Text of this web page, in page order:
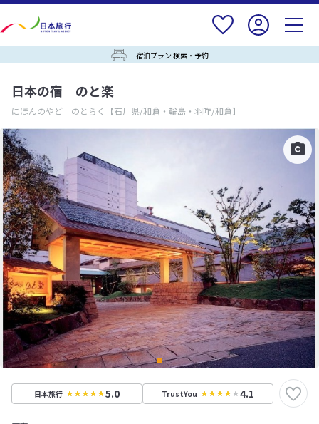
宿泊プラン 検索・予約
日本の宿 のと楽
にほんのやど のとらく 【石川県/和倉・輪島・羽咋/和倉】
日本旅行 5.0 TrustYou 4.1